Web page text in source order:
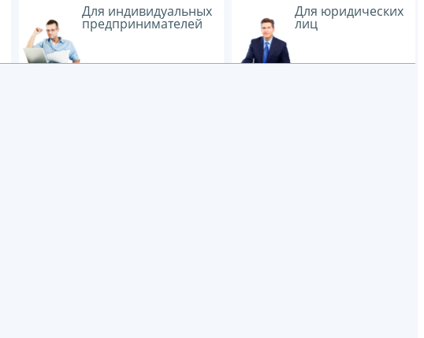
Для индивидуальных
предпринимателей
Для юридических
лиц